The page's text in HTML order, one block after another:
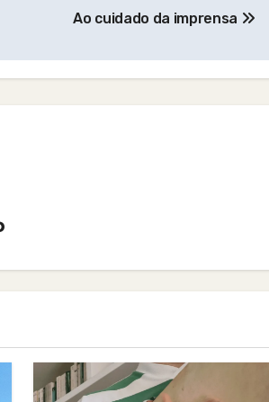
Ao cuidado da imprensa